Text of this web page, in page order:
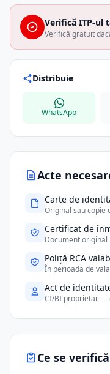
Acte
Carte de
Original sau copie
Certificat de
Document original
Poliță RCA
În perioada de
Act de
CI/BI proprietar —
Ce se
Verifică ITP-ul
Verifică gratuit
Distribuie
WhatsApp